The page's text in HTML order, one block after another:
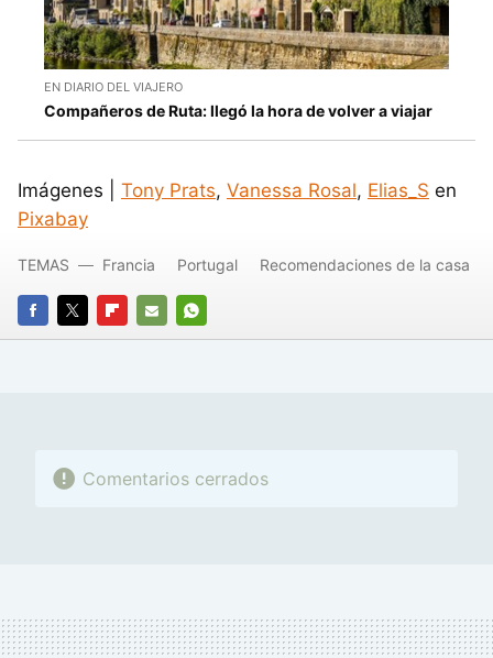
EN DIARIO DEL VIAJERO
Compañeros de Ruta: llegó la hora de volver a viajar
Imágenes | Tony Prats, Vanessa Rosal, Elias_S en
Pixabay
FACEBOOK
TWITTERFLIPBOARD
E-
WHATSAPP
TEMAS Francia Portugal Recomendaciones de la casa
Comentarios cerrados